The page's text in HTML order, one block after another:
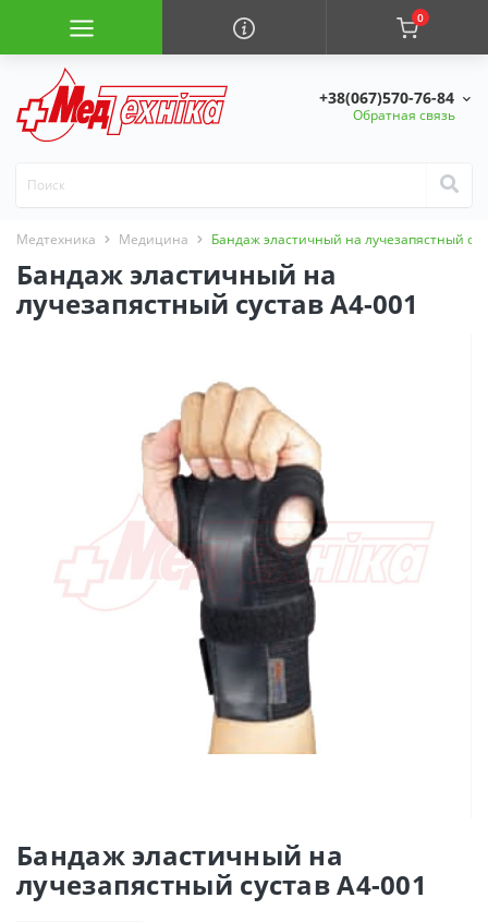
0
+38(067)570-76-84
Обратная связь
Медтехника Медицина Бандаж эластичный на лучезапястный
Бандаж эластичный на
лучезапястный сустав A4-001
Бандаж эластичный на
лучезапястный сустав A4-001